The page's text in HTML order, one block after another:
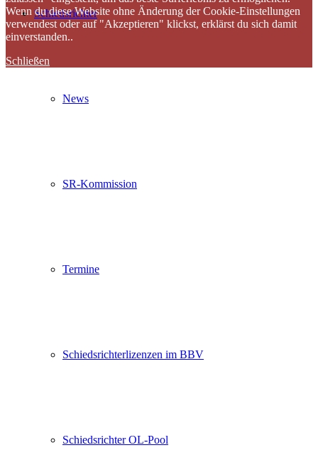
Schiedsrichter
News
SR-Kommission
Termine
Schiedsrichterlizenzen im BBV
Schiedsrichter OL-Pool
Wenn du diese Website ohne Änderung der Cookie-Einstellungen
verwendest oder auf "Akzeptieren" klickst, erklärst du sich damit
einverstanden..
Schließen